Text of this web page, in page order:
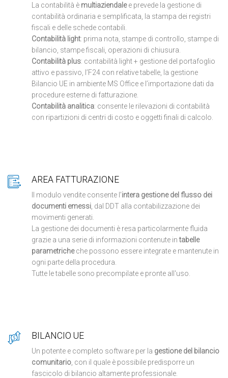
La contabilità è multiaziendalee prevede la gestione di
contabilità ordinaria e semplificata, la stampa dei registri
fiscali e delle schede contabili.
Contabilità light: prima nota, stampe di controllo, stampe di
bilancio, stampe fiscali, operazioni di chiusura.
Contabilità plus: contabilità light + gestione del portafoglio
attivo e passivo, l’F24 con relative tabelle, la gestione
Bilancio UE in ambiente MS Office e l’importazione dati da
procedure esterne di fatturazione.
Contabilità analitica: consente le rilevazioni di contabilità
con ripartizioni di centri di costo e oggetti finali di calcolo.
AREA FATTURAZIONE
Il modulo vendite consente l’intera gestione del flusso dei
documenti emessi , dal DDT alla contabilizzazione dei
movimenti generati.
La gestione dei documenti è resa particolarmente fluida
grazie a una serie di informazioni contenute intabelle
parametricheche possono essere integrate e mantenute in
ogni parte della procedura.
Tutte le tabelle sono precompilate e pronte all'uso.
BILANCIO UE
Un potente e completo software per la gestione del bilancio
comunitario , con il quale è possibile predisporre un
fascicolo di bilancio altamente professionale.